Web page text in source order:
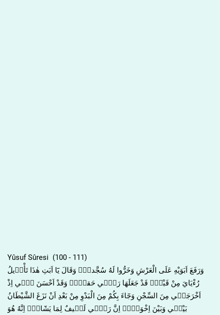
Yûsuf Sûresi (100 - 111)
وَرَفَعَ اَبَوَيْهِ عَلَى الْعَرْشِ وَخَرُّوا لَهُ سُجَّداًۚ وَقَالَ يَٓا اَبَتِ هٰذَا تَأْو۪يلُ
رُءْيَايَ مِنْ قَبْلُۘ قَدْ جَعَلَهَا رَبّ۪ي حَقاًّۜ وَقَدْ اَحْسَنَ ب۪ٓي اِذْ
اَخْرَجَن۪ي مِنَ السِّجْنِ وَجَٓاءَ بِكُمْ مِنَ الْبَدْوِ مِنْ بَعْدِ اَنْ نَزَغَ الشَّيْطَانُ
بَيْن۪ي وَبَيْنَ اِخْوَت۪يۜ اِنَّ رَبّ۪ي لَط۪يفٌ لِمَا يَشَٓاءُۜ اِنَّهُ هُوَ